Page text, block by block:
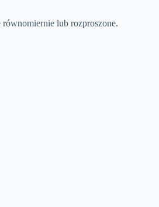
lub rozproszone.